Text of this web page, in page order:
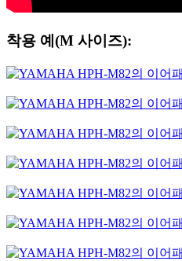
착용 예(M 사이즈):